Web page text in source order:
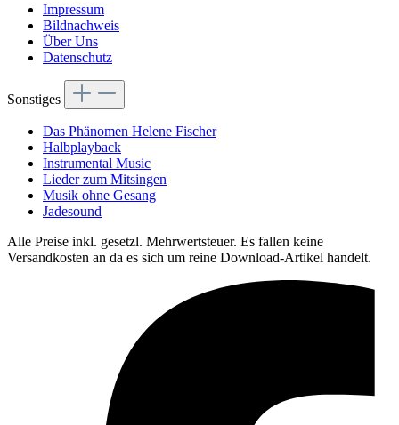
Impressum
Bildnachweis
Über Uns
Datenschutz
Sonstiges
Das Phänomen Helene Fischer
Halbplayback
Instrumental Music
Lieder zum Mitsingen
Musik ohne Gesang
Jadesound
Alle Preise inkl. gesetzl. Mehrwertsteuer. Es fallen keine
Versandkosten an da es sich um reine Download-Artikel handelt.